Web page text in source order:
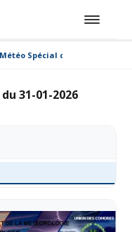
Spécial du 31-01-2026
31-01-2026